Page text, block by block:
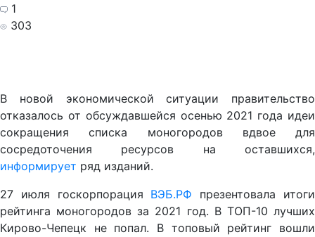
1
303
В новой экономической ситуации правительство
отказалось от обсуждавшейся осенью 2021 года идеи
сокращения списка моногородов вдвое для
сосредоточения ресурсов на оставшихся,
информирует ряд изданий.
27 июля госкорпорация ВЭБ.РФ презентовала итоги
рейтинга моногородов за 2021 год. В ТОП-10 лучших
Кирово-Чепецк не попал. В топовый рейтинг вошли